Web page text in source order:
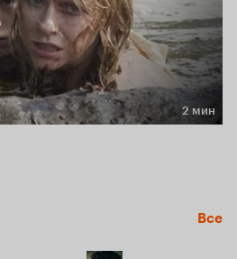
2 мин
Все